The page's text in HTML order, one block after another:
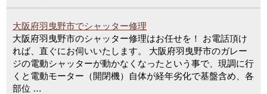
大阪府羽曳野市でシャッター修理
大阪府羽曳野市のシャッター修理はお任せを！ お電話頂け
れば、直ぐにお伺いいたします。 大阪府羽曳野市のガレー
ジの電動シャッターが動かなくなったという事で、現調に行
くと電動モーター（開閉機）自体が経年劣化で基盤含め、各
部位 …